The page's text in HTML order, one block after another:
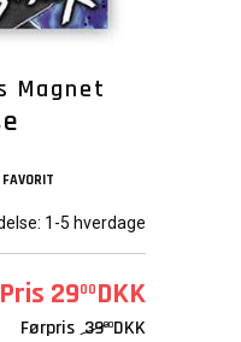
Magnet
FAVORIT
1-5 hverdage
Pris 2900 DKK
Førpris 3900DKK